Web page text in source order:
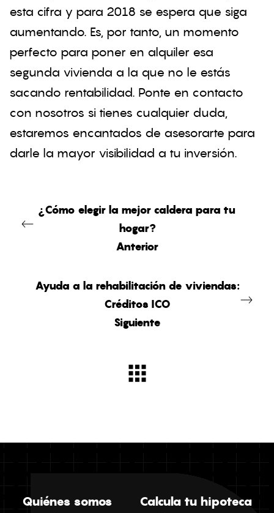
esta cifra y para 2018 se espera que siga
aumentando. Es, por tanto, un momento
perfecto para poner en alquiler esa
segunda vivienda a la que no le estás
sacando rentabilidad. Ponte en contacto
con nosotros si tienes cualquier duda,
estaremos encantados de asesorarte para
darle la mayor visibilidad a tu inversión.
¿Cómo elegir la mejor caldera para tu
hogar?
Anterior
Ayuda a la rehabilitación de viviendas:
Créditos ICO
Siguiente
Quiénes somos
Calcula tu hipoteca